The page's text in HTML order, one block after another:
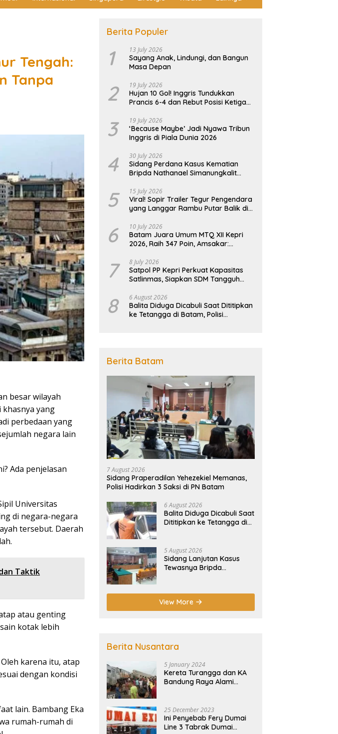
Tengah:
Tanpa
besar wilayah
yang
perbedaan yang
negara lain
Ada penjelasan
Universitas
di negara-negara
tersebut. Daerah
Taktik
atau genting
kotak lebih
karena itu, atap
dengan kondisi
lain. Bambang Eka
rumah-rumah di
Berita Populer
1 13 July 2026
Sayang Anak, Lindungi, dan Bangun
Masa Depan
2 19 July 2026
Hujan 10 Gol! Inggris Tundukkan
Prancis 6-4 dan Rebut Posisi Ketiga
3 19 July 2026
‘Because Maybe’ Jadi Nyawa Tribun
Inggris di Piala Dunia 2026
4 30 July 2026
Sidang Perdana Kasus Kematian
Bripda Nathanael Simanungkalit
Tuntut Hukuman Berat
5 15 July 2026
Viral! Sopir Trailer Tegur Pengendara
yang Langgar Rambu Putar Balik di
6 10 July 2026
Batam Juara Umum MTQ XII Kepri
2026, Raih 347 Poin, Amsakar:
7 8 July 2026
Satpol PP Kepri Perkuat Kapasitas
Satlinmas, Siapkan SDM Tangguh
Penanggulangan Bencana
8 6 August 2026
Balita Diduga Dicabuli Saat Dititipkan
ke Tetangga di Batam, Polisi
Berita Batam
7 August 2026
Sidang Praperadilan Yehezekiel Memanas,
Polisi Hadirkan 3 Saksi di PN Batam
6 August 2026
Balita Diduga Dicabuli Saat
Dititipkan ke Tetangga di
5 August 2026
Sidang Lanjutan Kasus
Tewasnya Bripda
View More
Berita Nusantara
5 January 2024
Kereta Turangga dan KA
Bandung Raya Alami
25 December 2023
Ini Penyebab Fery Dumai
Line 3 Tabrak Dumai